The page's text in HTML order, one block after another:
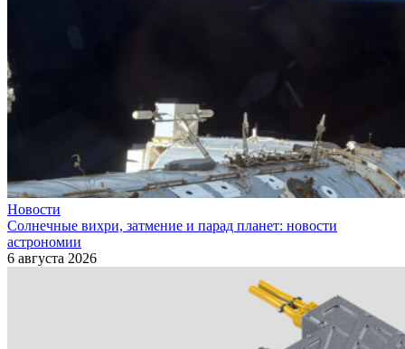
Новости
Солнечные вихри, затмение и парад планет: новости
астрономии
6 августа 2026